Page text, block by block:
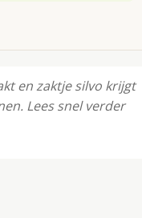
en zaktje silvo krijgt
Lees snel verder